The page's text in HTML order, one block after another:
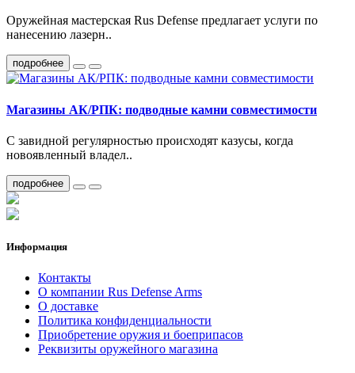
Оружейная мастерская Rus Defense предлагает услуги по
нанесению лазерн..
подробнее
Магазины АК/РПК: подводные камни совместимости
С завидной регулярностью происходят казусы, когда
новоявленный владел..
подробнее
Информация
Контакты
О компании Rus Defense Arms
О доставке
Политика конфиденциальности
Приобретение оружия и боеприпасов
Реквизиты оружейного магазина